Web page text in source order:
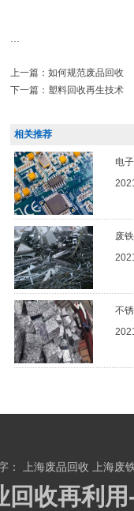
上一篇： 如何规范废品回收
下一篇： 塑料回收再生技术
相关推荐
电
废
不
： 上海废品回收 上海废
收再利